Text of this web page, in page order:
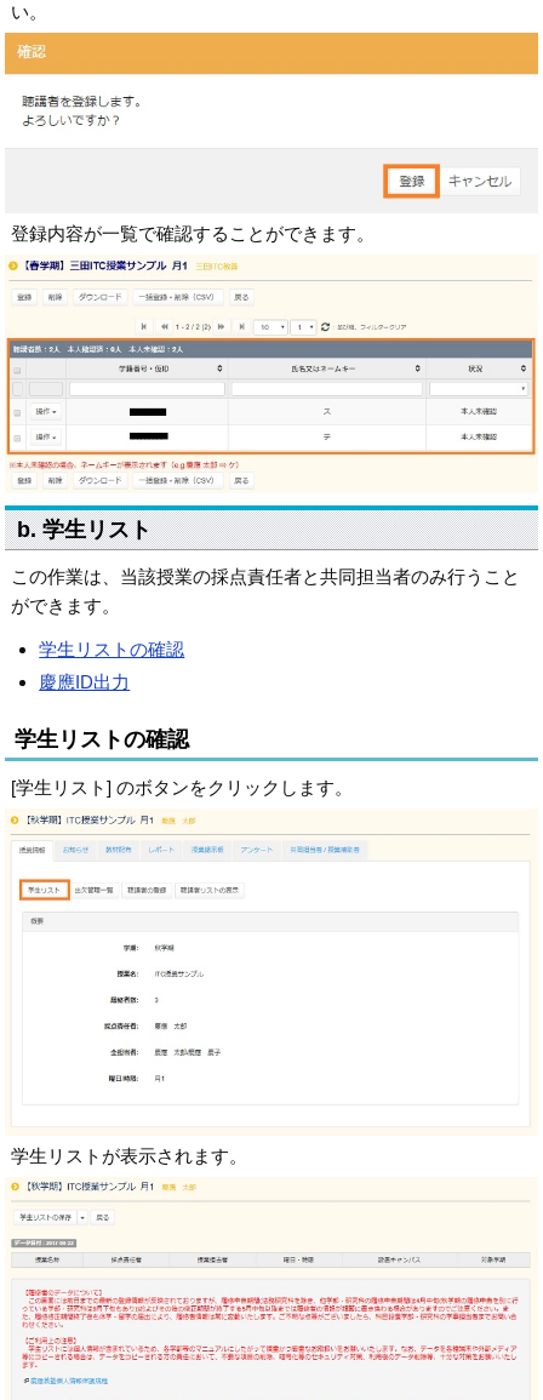
い。
登録内容が一覧で確認することができます。
b. 学生リスト
この作業は、当該授業の採点責任者と共同担当者のみ行うこと
ができます。
学生リストの確認
慶應ID出力
学生リストの確認
[学生リスト] のボタンをクリックします。
学生リストが表示されます。